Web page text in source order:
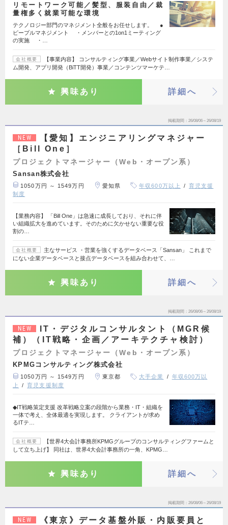
リモートワーク可能／髪型、服装自由／裁
量権多く就業可能な環境
テクノロジー部門のマネジメント全般をお任せします。 ●
ピープルマネジメント ・メンバーとの1on1ミーティング
の実施 ・…
会社概要
【事業内容】 コンサルティング事業／Webサイト制作事業／システ
ム開発、アプリ開発（BiTT開発）事業／コンテンツマーケテ…
興味あり 詳細へ
掲載期間 26/08/06～26/08/19
NEW
【愛知】エンジニアリングマネジャー
［Bill One］
プロジェクトマネージャー（Web・オープン系）
Sansan株式会社
1050万円 ～ 1549万円 愛知県 年収600万以上
育児支援
制度
【業務内容】 「Bill One」は急速に成長しており、それに伴
い組織拡大を進めています。そのために欠かせない重要な役
割の…
会社概要
主なサービス ・営業を強くするデータベース「Sansan」 これまで
にない企業データベースと接点データベースを組み合わせて、…
興味あり 詳細へ
掲載期間 26/08/06～26/08/19
NEW
IT・デジタルコンサルタント（MGR候
補）（IT戦略・企画／アーキテクチャ検討）
プロジェクトマネージャー（Web・オープン系）
KPMGコンサルティング株式会社
1050万円 ～ 1549万円 東京都 大手企業
年収600万以
上
育児支援制度
◆IT戦略策定支援 改革戦略立案の段階から業務・IT・組織を
一体で考え、全体最適を実現します。 クライアントが求め
るITテ…
会社概要
【世界4大会計事務所KPMGグループのコンサルティングファームと
して立ち上げ】 同社は、世界4大会計事務所の一角、KPMG…
興味あり 詳細へ
掲載期間 26/08/06～26/08/19
NEW 《東京》データ基盤外販・内販要員と